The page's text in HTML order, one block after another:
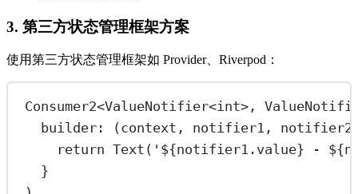
3. 第三方状态管理框架方案
使用第三方状态管理框架如 Provider、Riverpod：
Consumer2<ValueNotifier<int>,
builder :
(context, notifier1,
return Text ( ' ${notifier1 . value} - ${
}